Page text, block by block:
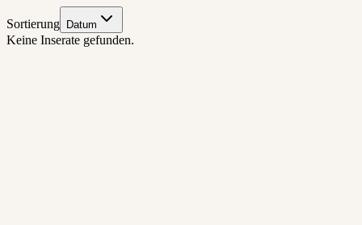
Sortierung Datum
Keine Inserate gefunden.